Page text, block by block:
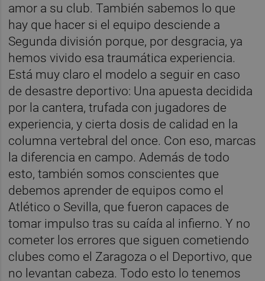
amor a su club. También sabemos lo que
hay que hacer si el equipo desciende a
Segunda división porque, por desgracia, ya
hemos vivido esa traumática experiencia.
Está muy claro el modelo a seguir en caso
de desastre deportivo: Una apuesta decidida
por la cantera, trufada con jugadores de
experiencia, y cierta dosis de calidad en la
columna vertebral del once. Con eso, marcas
la diferencia en campo. Además de todo
esto, también somos conscientes que
debemos aprender de equipos como el
Atlético o Sevilla, que fueron capaces de
tomar impulso tras su caída al infierno. Y no
cometer los errores que siguen cometiendo
clubes como el Zaragoza o el Deportivo, que
no levantan cabeza. Todo esto lo tenemos